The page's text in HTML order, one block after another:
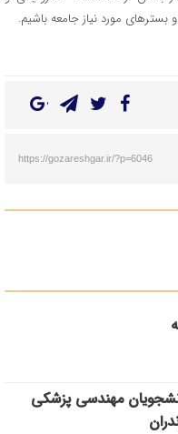
مورد نیاز جامعه باشیم.
https://gozareshgar.ir/?p=6046
مهندسی پزشکی